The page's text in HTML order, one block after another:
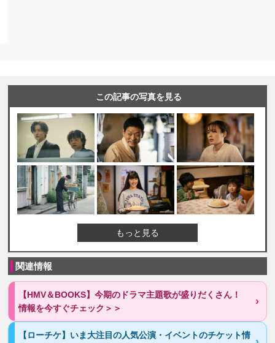
この記事の写真を見る
もっと見る
関連情報
【HMV＆BOOKS】今期のドラマ主題歌が盛りだくさん！
情報を今すぐチェック＞＞
【ローチケ】いま大注目の人気公演・イベントのチケット情